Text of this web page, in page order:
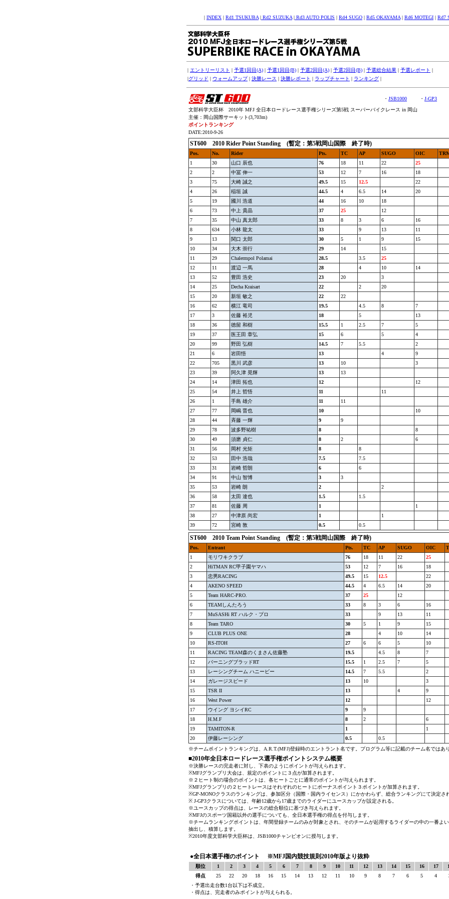
| INDEX | Rd1 TSUKUBA | Rd2 SUZUKA | Rd3 AUTO POLIS | Rd4 SUGO | Rd5 OKAYAMA | Rd6 MOTEGI | Rd7
| エントリーリスト | 予選1回目(A) | 予選1回目(B) | 予選2回目(A) | 予選2回目(B) | 予選総合結果 | 予選レポート |
|グリッド | ウォームアップ| 決勝レース | 決勝レポート | ラップチャート | ランキング |
・ JSB1000 ・ J-GP3
文部科学大臣杯 2010年 MFJ 全日本ロードレース選手権シリーズ第5戦 スーパーバイクレース in 岡山
主催：岡山国際サーキット(3,703m)
ポイントランキング
DATE:2010-9-26
ST600 2010 Rider Point Standing (暫定：第5戦岡山国際 終了時)
Pos. No. Rider Pts. TC AP SUGO OIC
1
30 山口 辰也 76 18 11 22
25
2
2 中冨 伸一 53 12 7 16
18
3
75 大崎 誠之 49.5 15 12.5
22
4
26 稲垣 誠 44.5 4 6.5 14
20
5
19 國川 浩道 44 16 10
18
6
73 中上 貴晶 37 25
12
7
35 中山 真太郎 33 8 3 6
16
8
634 小林 龍太 33 9 13
11
9
13 関口 太郎 30 5 1 9
15
10
34 大木 崇行 29 14
15
11
29 Chalermpol Polamai 28.5 3.5
25
12
11 渡辺 一馬 28 4 10
14
13
52 豊田 浩史 23 20
3
14
25 Decha Kraisart 22 2
20
15
20 新垣 敏之 22
22
16
62 横江 竜司 19.5 4.5 8
7
17
3 佐藤 裕児 18 5
13
18
36 徳留 和樹 15.5 1 2.5 7
5
19
37 医王田 章弘 15 6 5
4
20
99 野田 弘樹 14.5 7 5.5
2
21
6 岩田悟 13 4
9
22
705 黒川 武彦 13 10
3
23
39 阿久津 晃輝 13
13
24
14 津田 拓也 12
12
25
54 井上 哲悟 11
11
26
1 手島 雄介 11
11
27
77 岡嶋 晋也 10
10
28
44 斉藤 一輝 9
9
29
78 波多野祐樹 8
8
30
49 須磨 貞仁 8 2
6
31
56 岡村 光矩 8
8
32
53 田中 浩哉 7.5
7.5
33
31 岩崎 哲朗 6
6
34
91 中山 智博 3
3
35
53 岩崎 朗 2
2
36
58 太田 達也 1.5
1.5
37
81 佐藤 周 1
1
38
27 中津原 尚宏 1
1
39
72 宮崎 敦 0.5 0.5
ST600 2010 Team Point Standing (暫定：第5戦岡山国際 終了時)
Pos. Entrant Pts. TC AP SUGO OIC
1
モリワキクラブ 76 18 11 22
25
2
HiTMAN RC甲子園ヤマハ 53 12 7 16
18
3
忠男RACING 49.5 15 12.5
22
4
AKENO SPEED 44.5 4 6.5 14
20
5
Team HARC-PRO. 37 25
12
6
TEAMしんたろう 33 8 3 6
16
7
MuSASHi RT ハルク・プロ 33 9 13
11
8
Team TARO 30 5 1 9
15
9
CLUB PLUS ONE 28 4 10
14
10
RS-ITOH 27 6 6 5
10
11
RACING TEAM森のくまさん佐藤塾 19.5 4.5 8
7
12
バーニングブラッドRT 15.5 1 2.5 7
5
13
レーシングチーム ハニービー 14.5 7 5.5
2
14
ガレージスピード 13 10
3
15
TSR II 13 4
9
16
West Power 12
12
17
ウイング ヨシイRC 9
9
18
H.M.F 8 2
6
19
TAMITON-R 1
1
20
伊藤レーシング 0.5
0.5
※チームポイントランキングは、A.R.T.(MFJ)登録時のエントラント名です。プログラム等に記載のチーム名ではあり
■2010年全日本ロードレース選手権ポイントシステム概要
※決勝レースの完走者に対し、下表のようにポイントが与えられます。
※MFJグランプリ大会は、規定のポイントに３点が加算されます。
※２ヒート制の場合のポイントは、各ヒートごとに通常のポイントが与えられます。
※MFJグランプリの２ヒートレースはそれぞれのヒートにボーナスポイント３ポイントが加算されます。
※GP-MONOクラスのランキングは、参加区分（国際・国内ライセンス）にかかわらず、総合ランキングにて決定さ
※ J-GP3クラスについては、年齢12歳から17歳までのライダーにユースカップが設定される。
※ユースカップの得点は、レースの総合順位に基づき与えられます。
※MFJのスポーツ国籍以外の選手についても、全日本選手権の得点を付与します。
※チームランキングポイントは、年間登録チームのみが対象とされ、そのチームが起用するライダーの中の一番よ
抽出し、積算します。
※2010年度文部科学大臣杯は、JSB1000チャンピオンに授与します。
●全日本選手権のポイント ※MFJ国内競技規則2010年版より抜粋
順位 1 2 3 4 5 6 7 8 9 10 11 12 13 14 15 16 17
得点
25 22 20 18 16 15 14 13 12 11 10 9 8 7 6 5 4
・予選出走台数1台以下は不成立。
・得点は、完走者のみポイントが与えられる。